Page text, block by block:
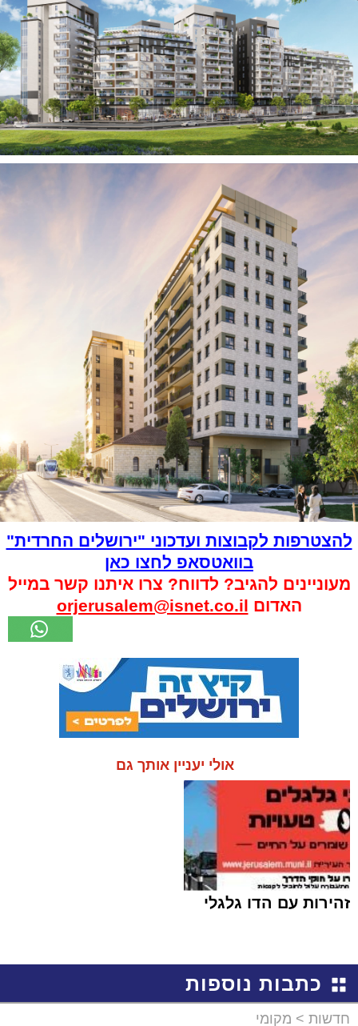
להצטרפות לקבוצות ועדכוני "ירושלים החרדית"
בוואטסאפ לחצו כאן
מעוניינים להגיב? לדווח? צרו איתנו קשר במייל
האדום orjerusalem@isnet.co.il
אולי יעניין אותך גם
זהירות עם הדו גלגלי
כתבות נוספות
חדשות > מקומי